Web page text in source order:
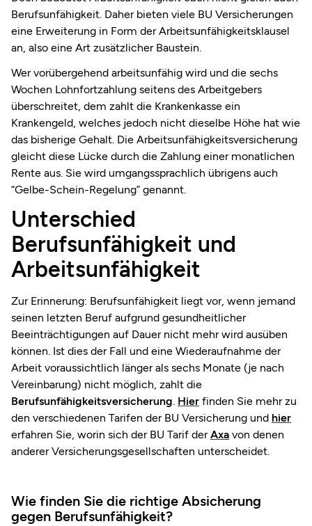
Berufsunfähigkeit. Daher bieten viele BU Versicherungen
eine Erweiterung in Form der Arbeitsunfähigkeitsklausel
an, also eine Art zusätzlicher Baustein.
Wer vorübergehend arbeitsunfähig wird und die sechs
Wochen Lohnfortzahlung seitens des Arbeitgebers
überschreitet, dem zahlt die Krankenkasse ein
Krankengeld, welches jedoch nicht dieselbe Höhe hat wie
das bisherige Gehalt. Die Arbeitsunfähigkeitsversicherung
gleicht diese Lücke durch die Zahlung einer monatlichen
Rente aus. Sie wird umgangssprachlich übrigens auch
“Gelbe-Schein-Regelung” genannt.
Unterschied
Berufsunfähigkeit und
Arbeitsunfähigkeit
Zur Erinnerung: Berufsunfähigkeit liegt vor, wenn jemand
seinen letzten Beruf aufgrund gesundheitlicher
Beeinträchtigungen auf Dauer nicht mehr wird ausüben
können. Ist dies der Fall und eine Wiederaufnahme der
Arbeit voraussichtlich länger als sechs Monate (je nach
Vereinbarung) nicht möglich, zahlt die
Berufsunfähigkeitsversicherung. Hier finden Sie mehr zu
den verschiedenen Tarifen der BU Versicherung und hier
erfahren Sie, worin sich der BU Tarif derAxa von denen
anderer Versicherungsgesellschaften unterscheidet.
Wie finden Sie die richtige Absicherung
gegen Berufsunfähigkeit?